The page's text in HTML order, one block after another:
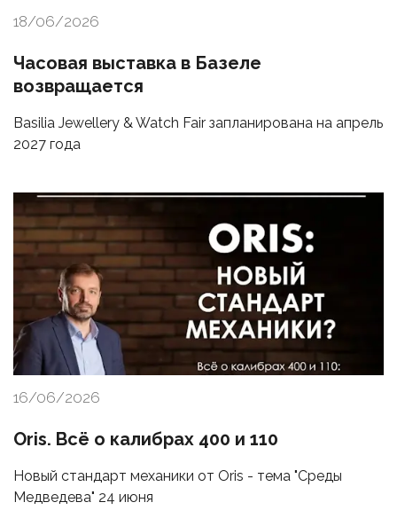
18/06/2026
Часовая выставка в Базеле
возвращается
Basilia Jewellery & Watch Fair запланирована на апрель
2027 года
16/06/2026
Oris. Всё о калибрах 400 и 110
Новый стандарт механики от Oris - тема "Среды
Медведева" 24 июня